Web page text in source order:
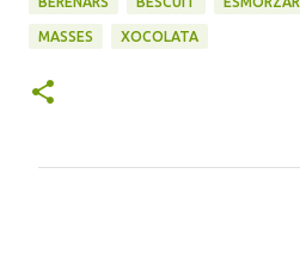
MASSES XOCOLATA